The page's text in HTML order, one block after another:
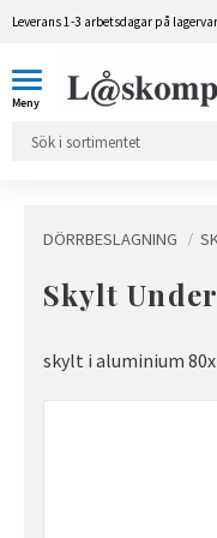
Leverans 1-3 arbetsdagar på
DÖRRBESLAGNING
Skylt
skylt i aluminium